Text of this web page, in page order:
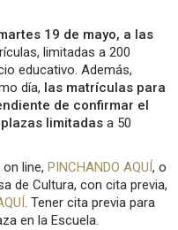
19 de mayo, a las
limitadas a 200
educativo. Además,
día, las matrículas para
de confirmar el
limitadas a 50
on line,PINCHANDO AQUÍ, o
de Cultura, con cita previa,
. Tener cita previa para
en la Escuela.